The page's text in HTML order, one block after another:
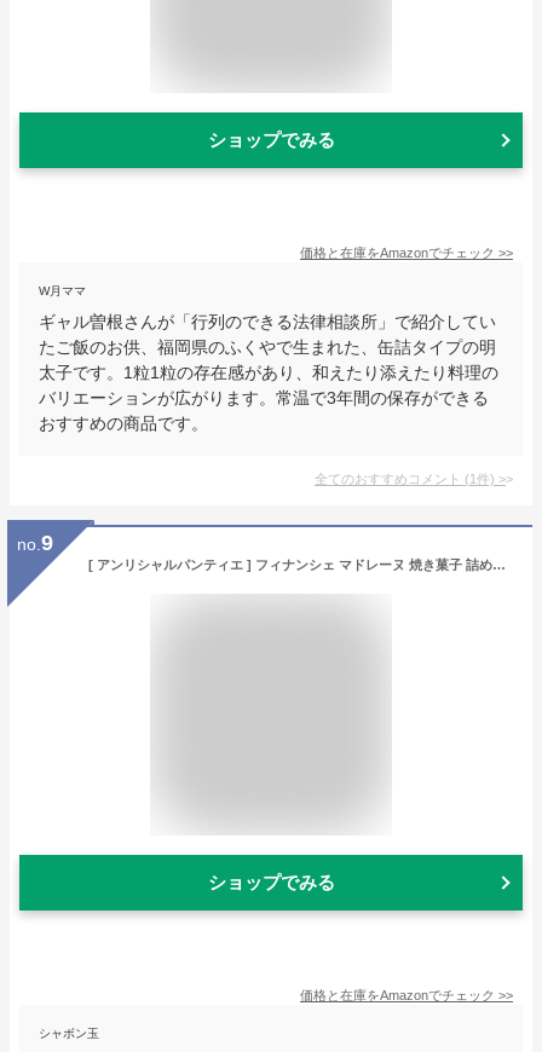
ショップでみる
価格と在庫をAmazonでチェック >>
W月ママ
ギャル曽根さんが「行列のできる法律相談所」で紹介してい
たご飯のお供、福岡県のふくやで生まれた、缶詰タイプの明
太子です。1粒1粒の存在感があり、和えたり添えたり料理の
バリエーションが広がります。常温で3年間の保存ができる
おすすめの商品です。
全てのおすすめコメント (1件) >
no. 9
[ アンリシャルパンティエ ] フィナンシェ マドレーヌ 焼き菓子 詰め合わせ/ギフト 個包装 洋菓子 手土産 お菓子 スイーツ/秋ギフト 贈答用 お歳暮 退職 お礼/プティ･ガトー･アソルティ (36個入)
ショップでみる
価格と在庫をAmazonでチェック >>
シャボン玉